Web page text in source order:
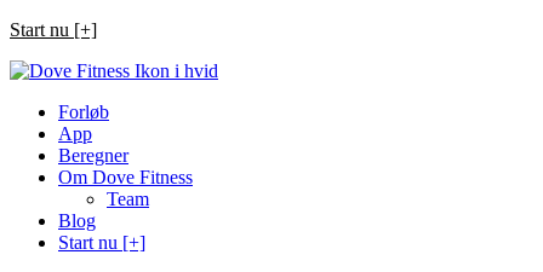
Start nu [+]
Forløb
App
Beregner
Om Dove Fitness
Team
Blog
Start nu [+]